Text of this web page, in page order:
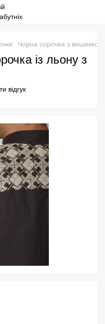
Чорна сорочка з
із льону з
відгук